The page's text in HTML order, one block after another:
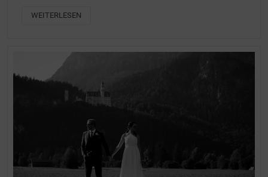
WEITERLESEN